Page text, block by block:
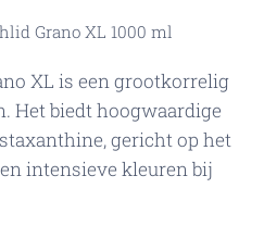
Grano XL 1000 ml
XL is een grootkorrelig
Het biedt hoogwaardige
gericht op het
intensieve kleuren bij